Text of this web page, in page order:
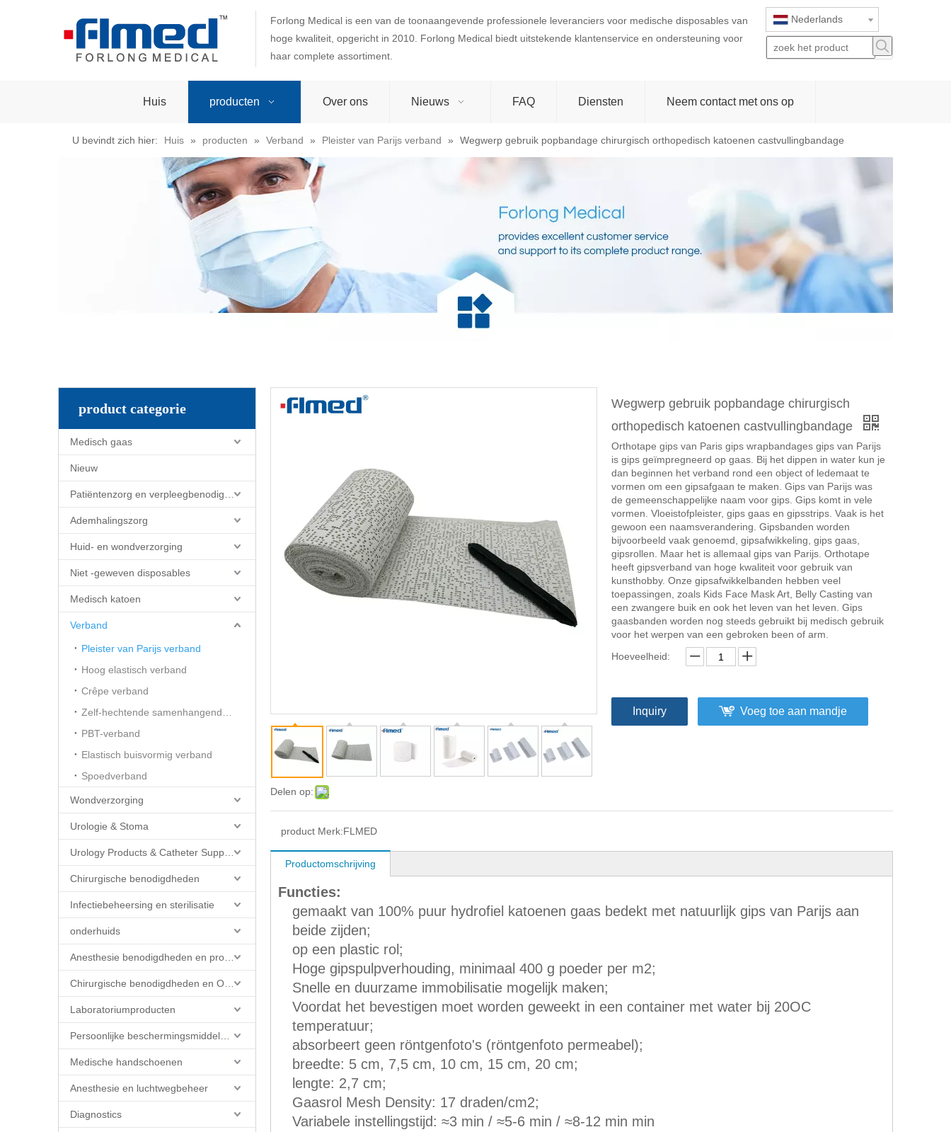
Forlong Medical is een van de toonaangevende professionele leveranciers voor medische disposables van
hoge kwaliteit, opgericht in 2010. Forlong Medical biedt uitstekende klantenservice en ondersteuning voor
haar complete assortiment.
Nederlands
Huis producten Over ons Nieuws FAQ Diensten Neem contact met ons op
U bevindt zich hier: Huis » producten » Verband » Pleister van Parijs verband » Wegwerp gebruik popbandage chirurgisch orthopedisch katoenen castvullingbandage
product categorie
Medisch gaas
Nieuw
Ademhalingszorg
Huid- en wondverzorging
Niet -geweven disposables
Medisch katoen
Verband
Pleister van Parijs verband
Hoog elastisch verband
Crêpe verband
PBT-verband
Elastisch buisvormig verband
Spoedverband
Wondverzorging
Urologie & Stoma
Chirurgische benodigdheden
Infectiebeheersing en sterilisatie
onderhuids
Laboratoriumproducten
Medische handschoenen
Anesthesie en luchtwegbeheer
Diagnostics
Delen op:
Wegwerp gebruik popbandage chirurgisch
orthopedisch katoenen castvullingbandage
Orthotape gips van Paris gips wrapbandages gips van Parijs
is gips geïmpregneerd op gaas. Bij het dippen in water kun je
dan beginnen het verband rond een object of ledemaat te
vormen om een ​​gipsafgaan te maken. Gips van Parijs was
de gemeenschappelijke naam voor gips. Gips komt in vele
vormen. Vloeistofpleister, gips gaas en gipsstrips. Vaak is het
gewoon een naamsverandering. Gipsbanden worden
bijvoorbeeld vaak genoemd, gipsafwikkeling, gips gaas,
gipsrollen. Maar het is allemaal gips van Parijs. Orthotape
heeft gipsverband van hoge kwaliteit voor gebruik van
kunsthobby. Onze gipsafwikkelbanden hebben veel
toepassingen, zoals Kids Face Mask Art, Belly Casting van
een zwangere buik en ook het leven van het leven. Gips
gaasbanden worden nog steeds gebruikt bij medisch gebruik
voor het werpen van een gebroken been of arm.
Hoeveelheid:
Inquiry Voeg toe aan mandje
product Merk:FLMED
Productomschrijving
Functies:
gemaakt van 100% puur hydrofiel katoenen gaas bedekt met natuurlijk gips van Parijs aan
beide zijden;
op een plastic rol;
Hoge gipspulpverhouding, minimaal 400 g poeder per m2;
Snelle en duurzame immobilisatie mogelijk maken;
Voordat het bevestigen moet worden geweekt in een container met water bij 20OC
temperatuur;
absorbeert geen röntgenfoto's (röntgenfoto permeabel);
breedte: 5 cm, 7,5 cm, 10 cm, 15 cm, 20 cm;
lengte: 2,7 cm;
Gaasrol Mesh Density: 17 draden/cm2;
Variabele instellingstijd: ≈3 min / ≈5-6 min / ≈8-12 min min